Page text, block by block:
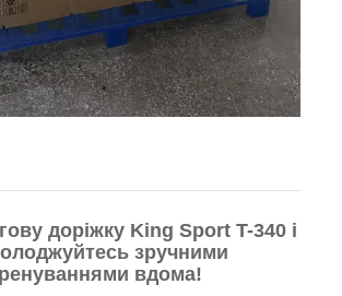
доріжку King Sport T-340 і
зручними
вдома!